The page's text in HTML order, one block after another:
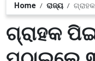
Home ରାଜ୍ୟ
ଗ୍ରାହକ